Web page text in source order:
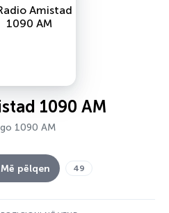
1090 AM
1090 AM
Më pëlqen 49